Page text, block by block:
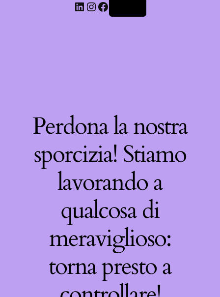
Perdona la nostra
sporcizia! Stiamo
lavorando a
qualcosa di
meraviglioso:
torna presto a